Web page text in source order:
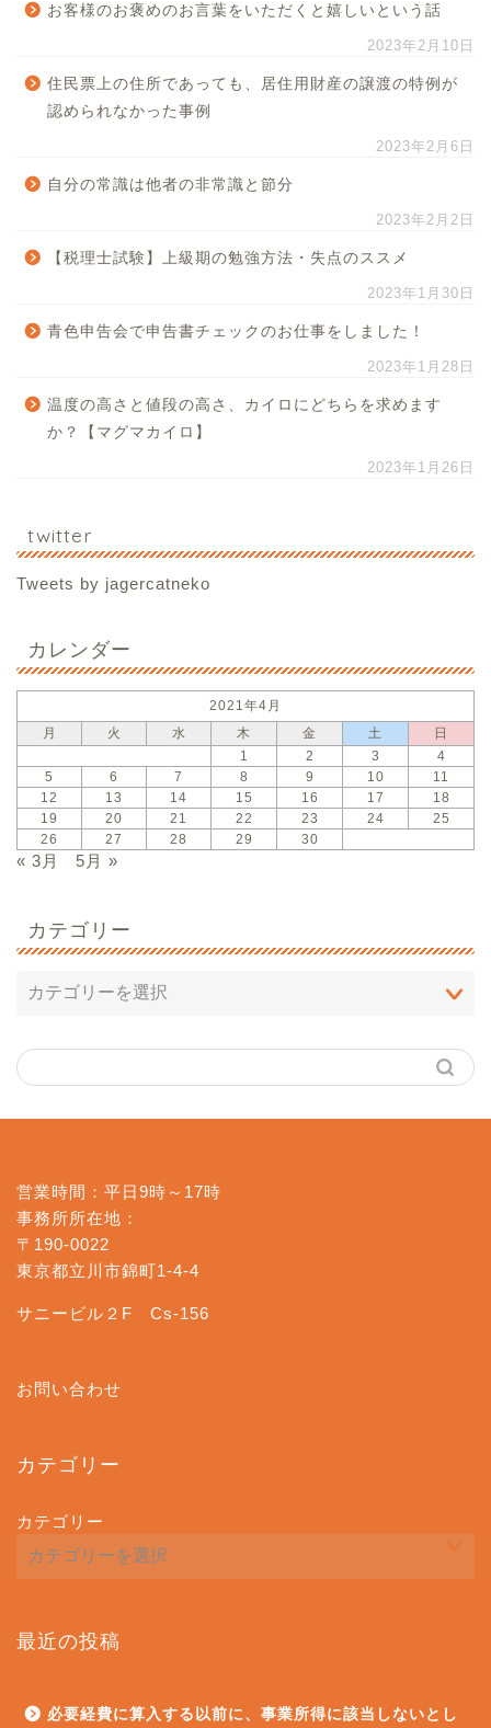
お客様のお褒めのお言葉をいただくと嬉しいという話
2023年2月10日
住民票上の住所であっても、居住用財産の譲渡の特例が
認められなかった事例
2023年2月6日
自分の常識は他者の非常識と節分
2023年2月2日
【税理士試験】上級期の勉強方法・失点のススメ
2023年1月30日
青色申告会で申告書チェックのお仕事をしました！
2023年1月28日
温度の高さと値段の高さ、カイロにどちらを求めます
か？【マグマカイロ】
2023年1月26日
twitter
Tweets by jagercatneko
カレンダー
2021年4月
月
火 水 木 金 土
日
1
2 3
4
5
6 7 8 9 10
11
12
13 14 15 16 17
18
19
20 21 22 23 24
25
26
27 28 29 30
« 3月 5月 »
カテゴリー
営業時間：平日9時～17時
事務所所在地：
〒190-0022
東京都立川市錦町1-4-4
サニービル２F Cs-156
お問い合わせ
カテゴリー
カテゴリー
最近の投稿
必要経費に算入する以前に、事業所得に該当しないとし